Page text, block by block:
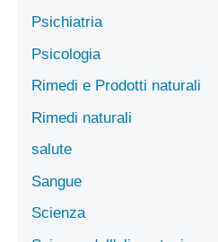
Psichiatria
Psicologia
Rimedi e Prodotti naturali
Rimedi naturali
salute
Sangue
Scienza